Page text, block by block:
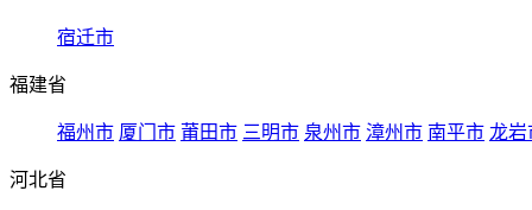
宿迁市
福建省
福州市 厦门市 莆田市 三明市 泉州市 漳州市 南平市 龙岩
河北省